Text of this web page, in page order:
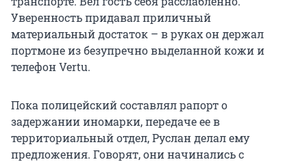
Уверенность придавал приличный
материальный достаток – в руках он держал
портмоне из безупречно выделанной кожи и
телефон Vertu.
Пока полицейский составлял рапорт о
задержании иномарки, передаче ее в
территориальный отдел, Руслан делал ему
предложения. Говорят, они начинались с